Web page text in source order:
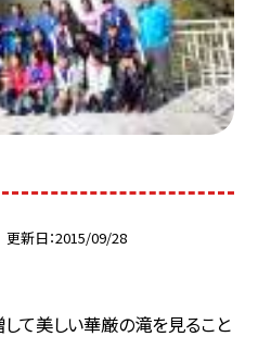
更新日 2015/09/28
て美しい華厳の滝を見ること